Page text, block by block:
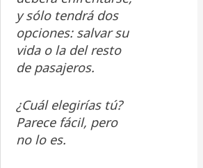
y sólo tendrá dos
opciones: salvar su
vida o la del resto
de pasajeros.
¿Cuál elegirías tú?
Parece fácil, pero
no lo es.